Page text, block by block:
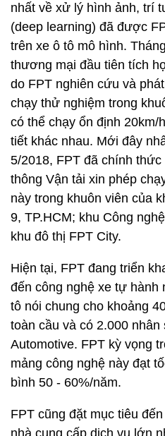
nhất về xử lý hình ảnh, trí
(deep learning) đã được
trên xe ô tô mô hình.
thương mại đầu tiên tích
do FPT nghiên cứu và
chạy thử nghiệm trong
có thể chạy ổn định 20km/
tiết khác nhau. Mới đây
5/2018, FPT đã chính
thông Vận tải xin phép
này trong khuôn viên của
9, TP.HCM; khu Công
khu đô thị FPT City.
Hiện tại, FPT đang triển
đến công nghệ xe tự hành
tô nói chung cho khoảng
toàn cầu và có 2.000
Automotive. FPT kỳ vọng
mảng công nghệ này đạt
bình 50 - 60%/năm.
FPT cũng đặt mục tiêu
nhà cung cấp dịch vụ lớn